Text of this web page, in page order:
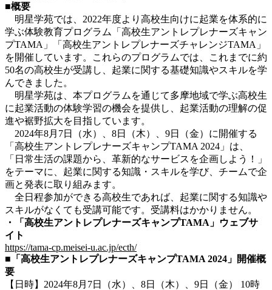
■概要
明星学苑では、2022年度より高校生向けに起業を体系的に
学ぶ体験教育プログラム「高校生アントレプレナーズキャン
プTAMA」「高校生アントレプレナーズチャレンジTAMA」
を開催しています。これらのプログラムでは、これまでに約
50名の高校生が受講し、起業に関する基礎知識やスキルを学
んできました。
明星学苑は、本プログラムを通じて多摩地域で学ぶ高校生
に起業活動の体験学習の機会を提供し、起業活動の理解の促
進や裾野拡大を目指しています。
2024年8月7日（水）、8日（木）、9日（金）に開催する
「高校生アントレプレナーズキャンプTAMA 2024」は、
「日常生活の課題から、革新的なサービスを企画しよう！」
をテーマに、起業に関する知識・スキルを学び、チームで企
画と発表に取り組みます。
全日程参加ができる高校生であれば、起業に関する知識や
スキルがなくても受講可能です。受講料はかかりません。
・「高校生アントレプレナーズキャンプTAMA」ウェブサ
イト
https://tama-cp.meisei-u.ac.jp/ecth/
■「高校生アントレプレナーズキャンプTAMA 2024」開催概
要
【日時】2024年8月7日（水）、8日（木）、9日（金） 10時